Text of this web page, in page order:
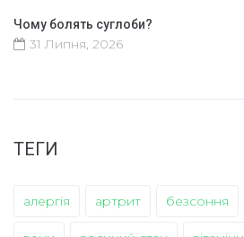
Чому болять суглоби?
31 Липня, 2026
ТЕГИ
алергія артрит безсоння